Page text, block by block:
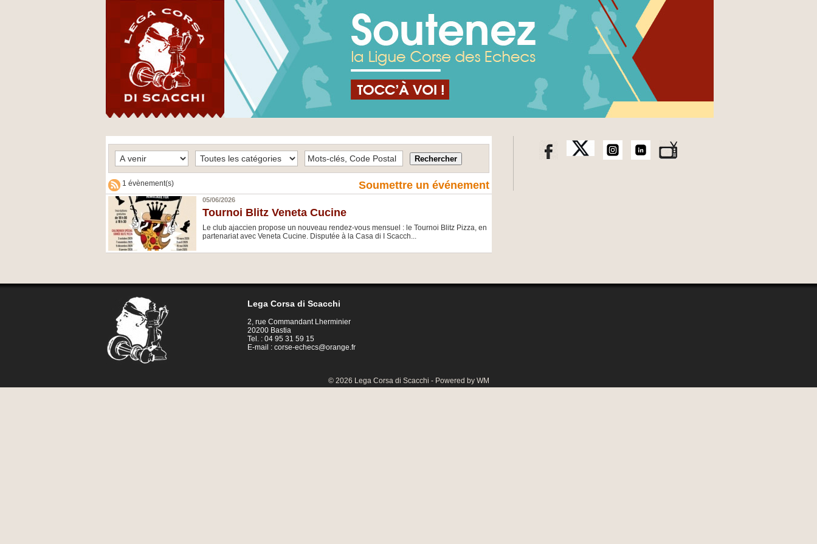
1 évènement(s) Soumettre un événement
05/06/2026
Tournoi Blitz Veneta Cucine
Le club ajaccien propose un nouveau rendez-vous mensuel : le Tournoi Blitz Pizza, en
partenariat avec Veneta Cucine. Disputée à la Casa di I Scacch...
Lega Corsa di Scacchi
2, rue Commandant Lherminier
20200 Bastia
Tel. : 04 95 31 59 15
E-mail : corse-echecs@orange.fr
© 2026 Lega Corsa di Scacchi - Powered by WM